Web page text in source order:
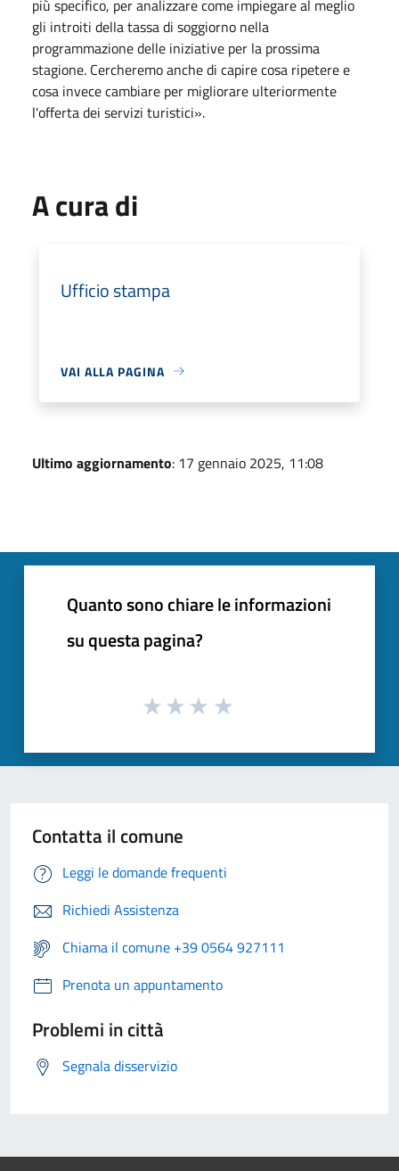
più specifico, per analizzare come impiegare al meglio
gli introiti della tassa di soggiorno nella
programmazione delle iniziative per la prossima
stagione. Cercheremo anche di capire cosa ripetere e
cosa invece cambiare per migliorare ulteriormente
l'offerta dei servizi turistici».
A cura di
Ufficio stampa
VAI ALLA PAGINA
Ultimo aggiornamento: 17 gennaio 2025, 11:08
Quanto sono chiare le informazioni
su questa pagina?
Contatta il comune
Leggi le domande frequenti
Richiedi Assistenza
Chiama il comune +39 0564 927111
Prenota un appuntamento
Problemi in città
Segnala disservizio